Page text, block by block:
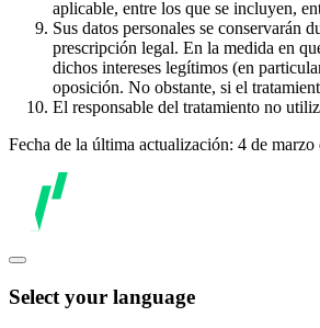
aplicable, entre los que se incluyen,
Sus datos personales se conservarán
prescripción legal. En la medida en
dichos intereses legítimos (en
oposición. No obstante, si el
El responsable del tratamiento no
Fecha de la última actualización: 4 de marzo
Select your language